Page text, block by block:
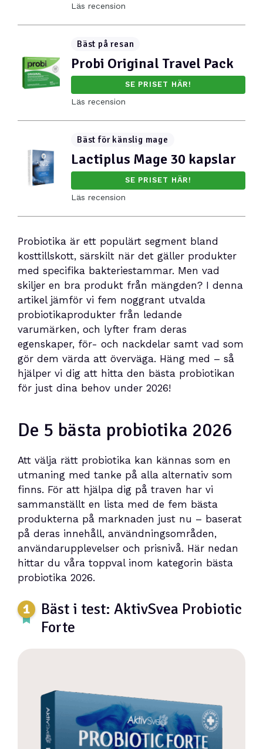
Läs recension
Bäst på resan
Probi Original Travel Pack
SE PRISET HÄR!
Läs recension
Bäst för känslig mage
Lactiplus Mage 30 kapslar
SE PRISET HÄR!
Läs recension
Probiotika är ett populärt segment bland
kosttillskott, särskilt när det gäller produkter
med specifika bakteriestammar. Men vad
skiljer en bra produkt från mängden? I denna
artikel jämför vi fem noggrant utvalda
probiotikaprodukter från ledande
varumärken, och lyfter fram deras
egenskaper, för- och nackdelar samt vad som
gör dem värda att överväga. Häng med – så
hjälper vi dig att hitta den bästa probiotikan
för just dina behov under 2026!
De 5 bästa probiotika 2026
Att välja rätt probiotika kan kännas som en
utmaning med tanke på alla alternativ som
finns. För att hjälpa dig på traven har vi
sammanställt en lista med de fem bästa
produkterna på marknaden just nu – baserat
på deras innehåll, användningsområden,
användarupplevelser och prisnivå. Här nedan
hittar du våra toppval inom kategorin bästa
probiotika 2026.
Bäst i test: AktivSvea Probiotic
Forte